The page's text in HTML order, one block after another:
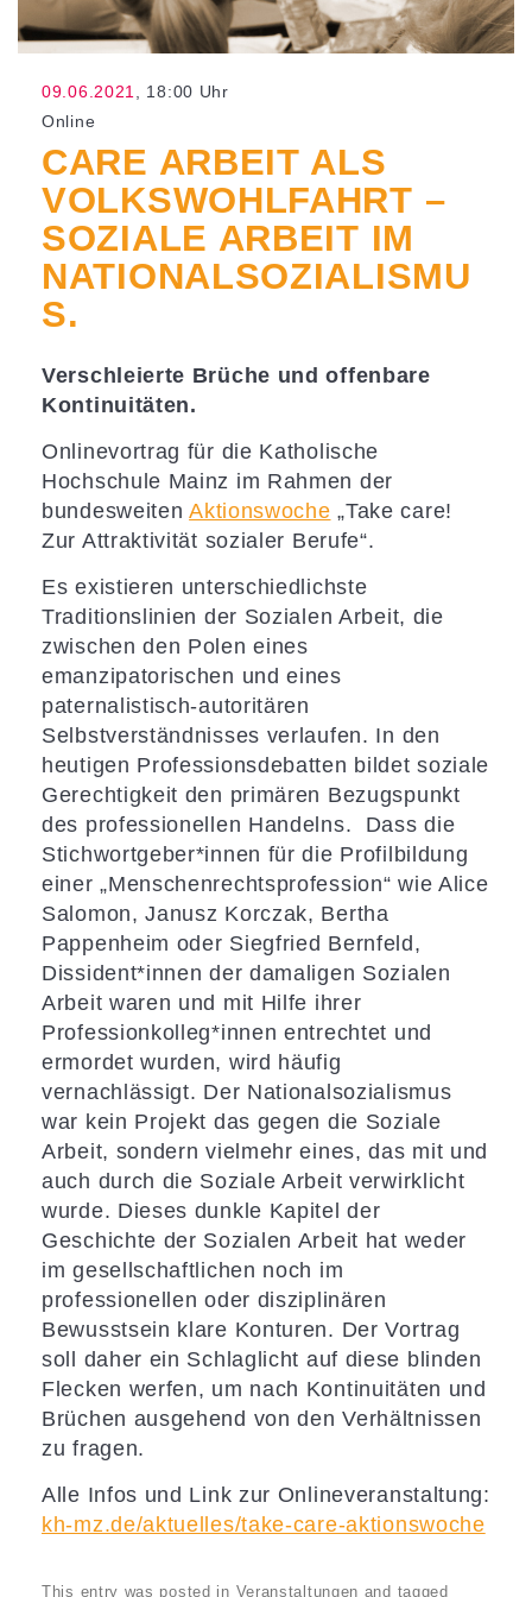
09.06.2021
, 18:00 Uhr
Online
CARE ARBEIT ALS
VOLKSWOHLFAHRT –
SOZIALE ARBEIT IM
NATIONALSOZIALISMU
S.
Verschleierte Brüche und offenbare
Kontinuitäten.
Onlinevortrag für die Katholische
Hochschule Mainz im Rahmen der
bundesweitenAktionswoche „Take care!
Zur Attraktivität sozialer Berufe“.
Es existieren unterschiedlichste
Traditionslinien der Sozialen Arbeit, die
zwischen den Polen eines
emanzipatorischen und eines
paternalistisch-autoritären
Selbstverständnisses verlaufen. In den
heutigen Professionsdebatten bildet soziale
Gerechtigkeit den primären Bezugspunkt
des professionellen Handelns. Dass die
Stichwortgeber*innen für die Profilbildung
einer „Menschenrechtsprofession“ wie Alice
Salomon, Janusz Korczak, Bertha
Pappenheim oder Siegfried Bernfeld,
Dissident*innen der damaligen Sozialen
Arbeit waren und mit Hilfe ihrer
Professionkolleg*innen entrechtet und
ermordet wurden, wird häufig
vernachlässigt. Der Nationalsozialismus
war kein Projekt das gegen die Soziale
Arbeit, sondern vielmehr eines, das mit und
auch durch die Soziale Arbeit verwirklicht
wurde. Dieses dunkle Kapitel der
Geschichte der Sozialen Arbeit hat weder
im gesellschaftlichen noch im
professionellen oder disziplinären
Bewusstsein klare Konturen. Der Vortrag
soll daher ein Schlaglicht auf diese blinden
Flecken werfen, um nach Kontinuitäten und
Brüchen ausgehend von den Verhältnissen
zu fragen.
Alle Infos und Link zur Onlineveranstaltung:
kh-mz.de/aktuelles/take-care-aktionswoche
This entry was posted in Veranstaltungen and tagged